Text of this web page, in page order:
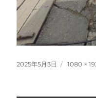
投
2025年5月3日
フ
1080 ×